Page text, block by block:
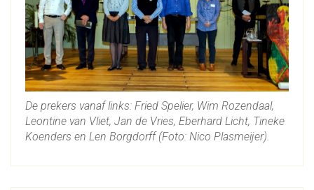
De prekers vanaf links: Fried Spelier, Wim Rozendaal,
Leontine van Vliet, Jan de Vries, Eberhard Licht, Tineke
Koenders en Len Borgdorff (Foto: Nico Plasmeijer).